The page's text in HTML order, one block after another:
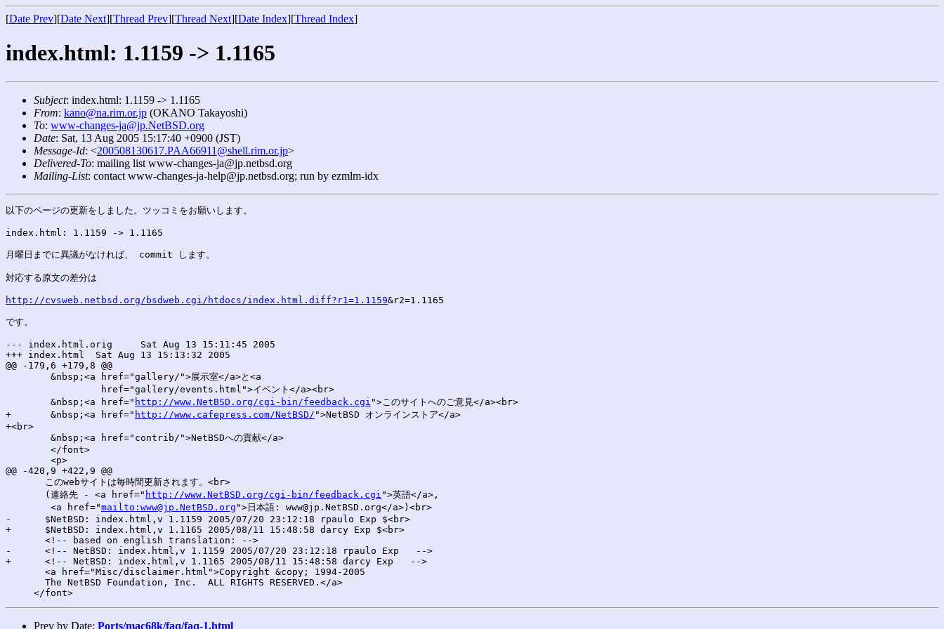
[Date Prev][Date Next][Thread Prev][Thread Next][Date Index][Thread Index]
index.html: 1.1159 -> 1.1165
Subject: index.html: 1.1159 -> 1.1165
From: kano@na.rim.or.jp (OKANO Takayoshi)
To: www-changes-ja@jp.NetBSD.org
Date: Sat, 13 Aug 2005 15:17:40 +0900 (JST)
Message-Id: <200508130617.PAA66911@shell.rim.or.jp>
Delivered-To: mailing list www-changes-ja@jp.netbsd.org
Mailing-List: contact www-changes-ja-help@jp.netbsd.org; run by ezmlm-idx
以下のページの更新をしました。ツッコミをお願いします。
index.html: 1.1159 -> 1.1165
月曜日までに異議がなければ、 commit します。
対応する原文の差分は
http://cvsweb.netbsd.org/bsdweb.cgi/htdocs/index.html.diff?r1=1.1159&r2=1.1165
です。
--- index.html.orig	Sat Aug 13 15:11:45 2005
+++ index.html	Sat Aug 13 15:13:32 2005
@@ -179,6 +179,8 @@
&nbsp;<a href=" http://www.NetBSD.org/cgi-bin/feedback.cgi ">このサイトへのご意見</a><br>
+	&nbsp;<a href=" http://www.cafepress.com/NetBSD/ ">NetBSD オンラインストア</a>
+<br>
@@ -420,9 +422,9 @@
       このwebサイトは毎時間更新されます。<br>
       (連絡先 - <a href="
http://www.NetBSD.org/cgi-bin/feedback.cgi ">英語</a>,
        <a href="
mailto:www@jp.NetBSD.org ">日本語: www@jp.NetBSD.org</a>)<br>
-      $NetBSD: index.html,v 1.1159 2005/07/20 23:12:18 rpaulo Exp $<br>
+      $NetBSD: index.html,v 1.1165 2005/08/11 15:48:58 darcy Exp $<br>
       <!-- based on english translation: -->
-      <!-- NetBSD: index.html,v 1.1159 2005/07/20 23:12:18 rpaulo Exp   -->
+      <!-- NetBSD: index.html,v 1.1165 2005/08/11 15:48:58 darcy Exp   -->
       <a href="Misc/disclaimer.html">Copyright &copy; 1994-2005
       The NetBSD Foundation, Inc.  ALL RIGHTS RESERVED.</a>
Prev by Date: Ports/mac68k/faq/faq-1.html